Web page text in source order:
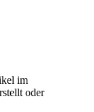
im
oder